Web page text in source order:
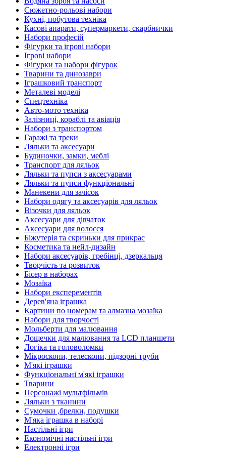
Сюжетно-рольові набори
Кухні, побутова техніка
Касові апарати, супермаркети, скарбнички
Набори професій
Фігурки та ігрові набори
Ігрові набори
Фігурки та набори фігурок
Тварини та динозаври
Іграшковий транспорт
Металеві моделі
Спецтехніка
Авто-мото техніка
Залізниці, кораблі та авіація
Набори з транспортом
Гаражі та треки
Ляльки та аксесуари
Будиночки, замки, меблі
Транспорт для ляльок
Ляльки та пупси з аксесуарами
Ляльки та пупси функціональні
Манекени для зачісок
Набори одягу та аксесуарів для ляльок
Візочки для ляльок
Аксесуари для дівчаток
Аксесуари для волосся
Біжутерія та скриньки для прикрас
Косметика та нейл-дизайн
Набори аксесуарів, гребінці, дзеркальця
Творчість та розвиток
Бісер в наборах
Мозаїка
Набори експерементів
Дерев'яна іграшка
Картини по номерам та алмазна мозаїка
Набори для творчості
Мольберти для малювання
Дощечки для малювання та LCD планшети
Логіка та головоломки
Мікроскопи, телескопи, підзорні труби
М'які іграшки
Функціональні м'які іграшки
Тварини
Персонажі мультфільмів
Ляльки з тканини
Сумочки ,брелки, подушки
М'яка іграшка в наборі
Настільні ігри
Економічні настільні ігри
Електронні ігри